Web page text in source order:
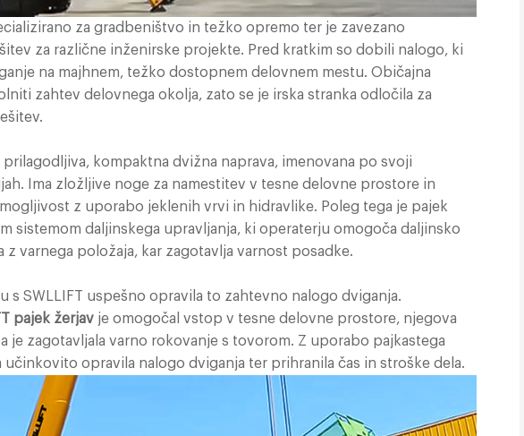
za gradbeništvo in težko opremo ter je zavezano
za različne inženirske projekte. Pred kratkim so dobili nalogo, ki
na majhnem, težko dostopnem delovnem mestu. Običajna
zahtev delovnega okolja, zato se je irska stranka odločila za
prilagodljiva, kompaktna dvižna naprava, imenovana po svoji
Ima zložljive noge za namestitev v tesne delovne prostore in
z uporabo jeklenih vrvi in hidravlike. Poleg tega je pajek
sistemom daljinskega upravljanja, ki operaterju omogoča daljinsko
varnega položaja, kar zagotavlja varnost posadke.
s SWLLIFT uspešno opravila to zahtevno nalogo dviganja.
pajek žerjav je omogočal vstop v tesne delovne prostore, njegova
je zagotavljala varno rokovanje s tovorom. Z uporabo pajkastega
učinkovito opravila nalogo dviganja ter prihranila čas in stroške dela.